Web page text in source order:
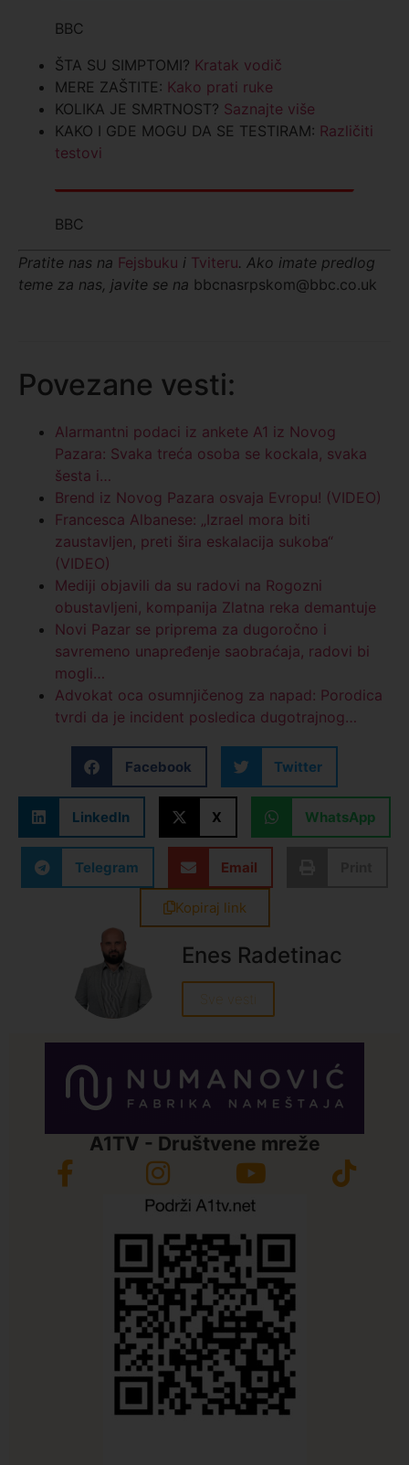
BBC
ŠTA SU SIMPTOMI? Kratak vodič
MERE ZAŠTITE: Kako prati ruke
KOLIKA JE SMRTNOST? Saznajte više
KAKO I GDE MOGU DA SE TESTIRAM: Različiti
testovi
BBC
Pratite nas na Fejsbuku i Tviteru. Ako imate predlog
teme za nas, javite se na bbcnasrpskom@bbc.co.uk
Povezane vesti:
Alarmantni podaci iz ankete A1 iz Novog
Pazara: Svaka treća osoba se kockala, svaka
šesta i…
Brend iz Novog Pazara osvaja Evropu! (VIDEO)
Francesca Albanese: „Izrael mora biti
zaustavljen, preti šira eskalacija sukoba“
(VIDEO)
Mediji objavili da su radovi na Rogozni
obustavljeni, kompanija Zlatna reka demantuje
Novi Pazar se priprema za dugoročno i
savremeno unapređenje saobraćaja, radovi bi
mogli…
Advokat oca osumnjičenog za napad: Porodica
tvrdi da je incident posledica dugotrajnog…
Facebook Twitter
LinkedIn X WhatsApp
Telegram Email
Kopiraj link
Enes Radetinac
Sve vesti
A1TV - Društvene mreže